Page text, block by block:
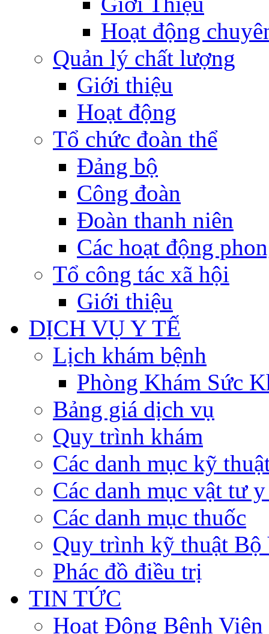
Hoạt động
Quản lý chất lượng
Giới thiệu
Hoạt động
Tổ chức đoàn thể
Đảng bộ
Công đoàn
Đoàn thanh niên
Các hoạt động
Tổ công tác xã hội
Giới thiệu
DỊCH VỤ Y TẾ
Lịch khám bệnh
Phòng Khám Sức
Bảng giá dịch vụ
Quy trình khám
Các danh mục kỹ
Các danh mục vật tư
Các danh mục thuốc
Quy trình kỹ thuật Bộ
Phác đồ điều trị
TIN TỨC
Hoạt Động Bệnh Viện